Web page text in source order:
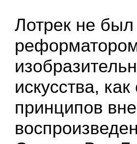
Лотрек не
искусства,
принципов